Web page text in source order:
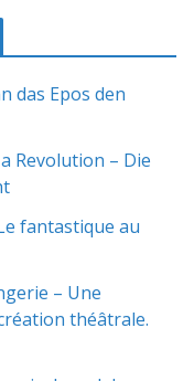
das Epos den
Revolution – Die
fantastique au
– Une
théâtrale.